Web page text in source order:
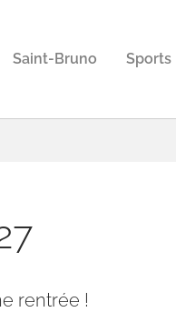
Saint-Bruno Sports
rentrée !